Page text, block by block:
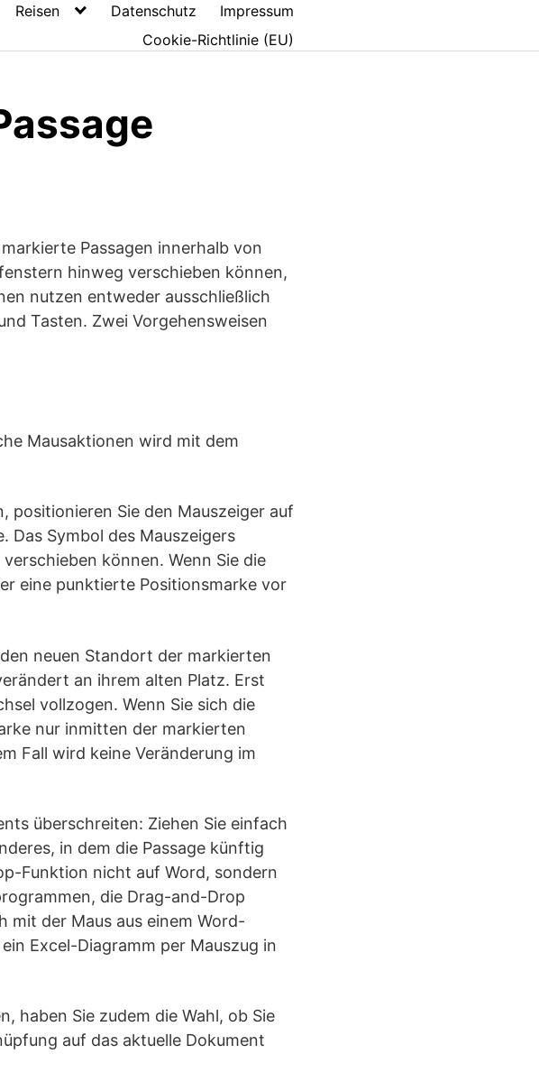
Reisen Datenschutz
Impressum
Cookie-Richtlinie (EU)
Passagen innerhalb von
hinweg verschieben können,
nutzen entweder ausschließlich
Tasten. Zwei Vorgehensweisen
Mausaktionen wird mit dem
positionieren Sie den Mauszeiger auf
Das Symbol des Mauszeigers
können. Wenn Sie die
eine punktierte Positionsmarke vor
neuen Standort der markierten
an ihrem alten Platz. Erst
vollzogen. Wenn Sie sich die
nur inmitten der markierten
Fall wird keine Veränderung im
überschreiten: Ziehen Sie einfach
in dem die Passage künftig
Funktion nicht auf Word, sondern
die Drag-and-Drop
mit der Maus aus einem Word-
Excel-Diagramm per Mauszug in
haben Sie zudem die Wahl, ob Sie
auf das aktuelle Dokument